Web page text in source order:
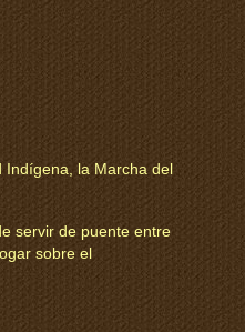
Indígena, la Marcha del
servir de puente entre
sobre el